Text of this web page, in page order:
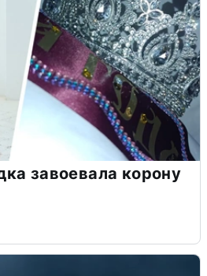
завоевала корону